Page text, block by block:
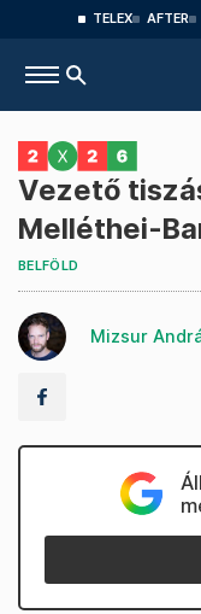
TELEX AFTER
Vezető
Melléthei-
BELFÖLD
Mizsur